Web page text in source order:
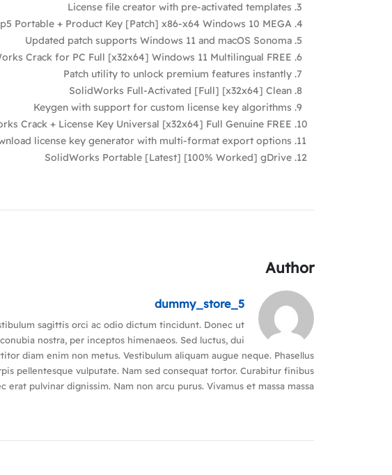
License file creator with pre-activated templates
Portable + Product Key [Patch] x86-x64 Windows 10 MEGA
Updated patch supports Windows 11 and macOS Sonoma
Crack for PC Full [x32x64] Windows 11 Multilingual FREE
Patch utility to unlock premium features instantly
SolidWorks Full-Activated [Full] [x32x64] Clean
Keygen with support for custom license key algorithms
Crack + License Key Universal [x32x64] Full Genuine FREE
license key generator with multi-format export options
SolidWorks Portable [Latest] [100% Worked] gDrive
Author
dummy_store_5
sagittis orci ac odio dictum tincidunt. Donec ut
nostra, per inceptos himenaeos. Sed luctus, dui
diam enim non metus. Vestibulum aliquam augue neque. Phasellus
pellentesque vulputate. Nam sed consequat tortor. Curabitur finibus
erat pulvinar dignissim. Nam non arcu purus. Vivamus et massa massa.